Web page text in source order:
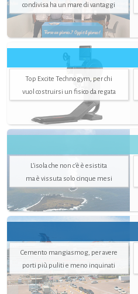
condivisa ha un mare di vantaggi
Top Excite Technogym, per chi
vuol costruirsi un fisico da regata
L’isola che non c'è è esistita
ma è vissuta solo cinque mesi
Cemento mangiasmog, per avere
porti più puliti e meno inquinati